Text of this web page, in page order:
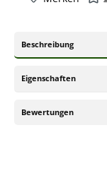
Beschreibung
Eigenschaften
Bewertungen